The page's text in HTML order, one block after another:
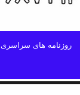
روزنامه های سراسری